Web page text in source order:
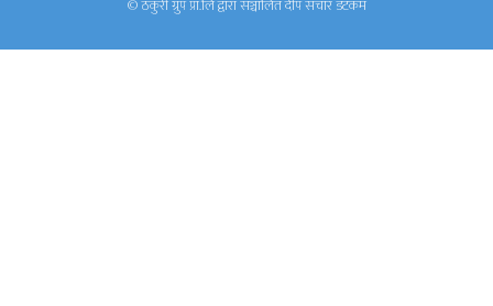
© ठकुरी ग्रुप प्रा.लि द्वारा सञ्चालित दीप संचार डटकम